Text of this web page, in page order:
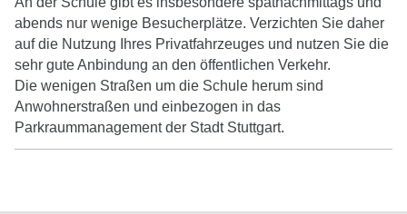
abends nur wenige Besucherplätze. Verzichten Sie daher
auf die Nutzung Ihres Privatfahrzeuges und nutzen Sie die
sehr gute Anbindung an den öffentlichen Verkehr.
Die wenigen Straßen um die Schule herum sind
Anwohnerstraßen und einbezogen in das
Parkraummanagement der Stadt Stuttgart.